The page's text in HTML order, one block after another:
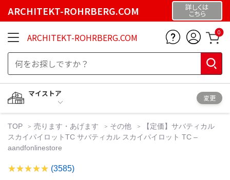
ARCHITEKT-ROHRBERG.COM 詳しくは
こちら
ARCHITEKT-ROHRBERG.COM 0
マイストア
変更
TOP 売ります・あげます その他
【定価】サバティカル
スカイパイロットTC サバティカル スカイパイロット TC –
aandfonlinestore
(3585)